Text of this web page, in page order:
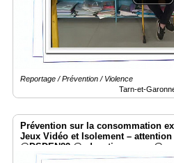
Reportage / Prévention / Violence
Tarn-et-
Prévention sur la consommation
Jeux Vidéo et Isolement –
@DSDEN82 @education_gouv